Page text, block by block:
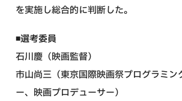
を実施し総合的に判断した。
◾️選考委員
石川慶（映画監督）
市山尚三（東京国際映画祭プログラミン
ー、映画プロデューサー）